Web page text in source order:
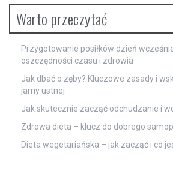
Warto przeczytać
Przygotowanie posiłków dzień
oszczędności czasu i zdrowia
Jak dbać o zęby? Kluczowe zasady i
jamy ustnej
Jak skutecznie zacząć odchudzanie i
Zdrowa dieta – klucz do dobrego
Dieta wegetariańska – jak zacząć i co